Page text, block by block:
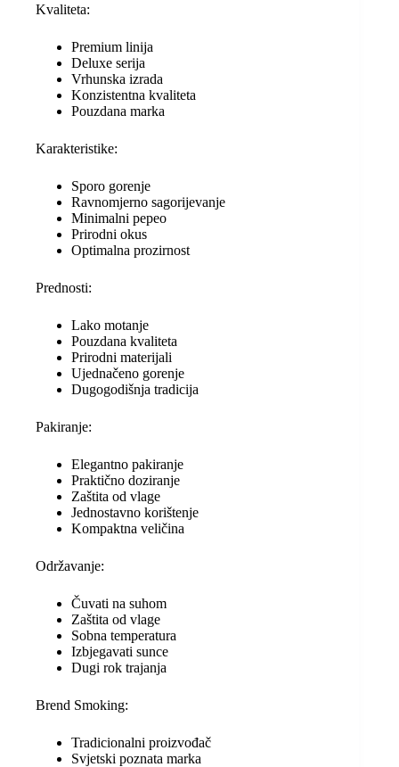
Kvaliteta:
Premium linija
Deluxe serija
Vrhunska izrada
Konzistentna kvaliteta
Pouzdana marka
Karakteristike:
Sporo gorenje
Ravnomjerno sagorijevanje
Minimalni pepeo
Prirodni okus
Optimalna prozirnost
Prednosti:
Lako motanje
Pouzdana kvaliteta
Prirodni materijali
Ujednačeno gorenje
Dugogodišnja tradicija
Pakiranje:
Elegantno pakiranje
Praktično doziranje
Zaštita od vlage
Jednostavno korištenje
Kompaktna veličina
Održavanje:
Čuvati na suhom
Zaštita od vlage
Sobna temperatura
Izbjegavati sunce
Dugi rok trajanja
Brend Smoking:
Tradicionalni proizvođač
Svjetski poznata marka